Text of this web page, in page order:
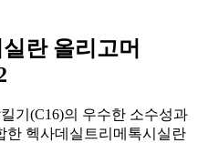
란 올리고머
기(C16)의 우수한 소수성과
한 헥사데실트리메톡시실란